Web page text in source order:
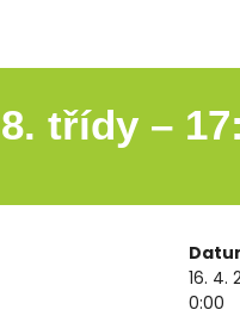
třídy –
16. 4.
0:00